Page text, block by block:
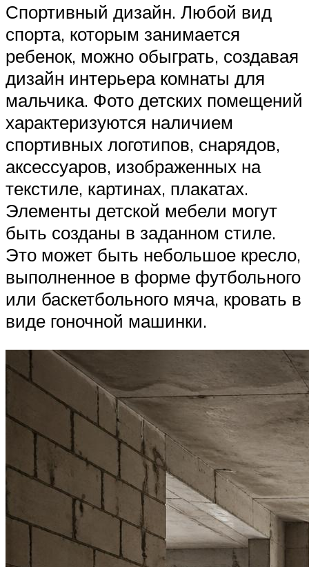
Спортивный дизайн. Любой вид
спорта, которым занимается
ребенок, можно обыграть, создавая
дизайн интерьера комнаты для
мальчика. Фото детских помещений
характеризуются наличием
спортивных логотипов, снарядов,
аксессуаров, изображенных на
текстиле, картинах, плакатах.
Элементы детской мебели могут
быть созданы в заданном стиле.
Это может быть небольшое кресло,
выполненное в форме футбольного
или баскетбольного мяча, кровать в
виде гоночной машинки.